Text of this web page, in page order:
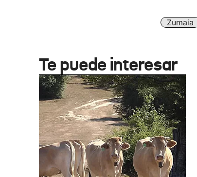
Zumaia
Te puede interesar